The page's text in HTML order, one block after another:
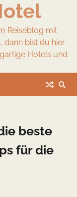
Reiseblog mit
dann bist du hier
Hotels und
beste
für die